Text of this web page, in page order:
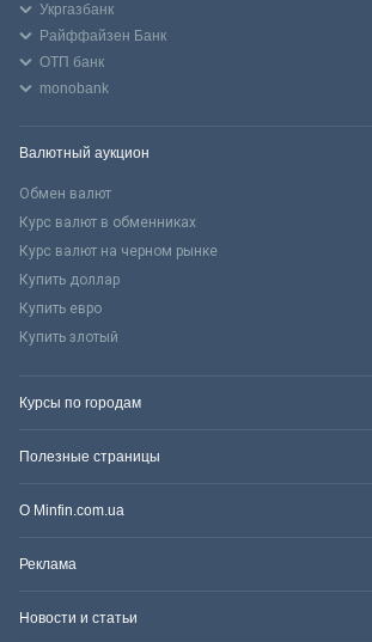
Укргазбанк
Райффайзен Банк
ОТП банк
monobank
Валютный аукцион
Обмен валют
Курс валют в обменниках
Курс валют на черном рынке
Купить доллар
Купить евро
Купить злотый
Курсы по городам
Полезные страницы
О Minfin.com.ua
Реклама
Новости и статьи